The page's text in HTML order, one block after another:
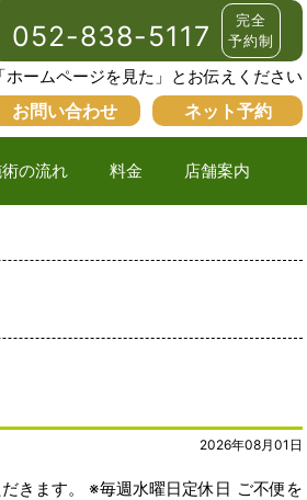
052-838-5117
完全
予約制
「ホームページを見た」とお伝えください
お問い合わせ ネット予約
の流れ 料金 店舗案内
2026年08月01日
きます。 ※毎週水曜日定休日 ご不便を